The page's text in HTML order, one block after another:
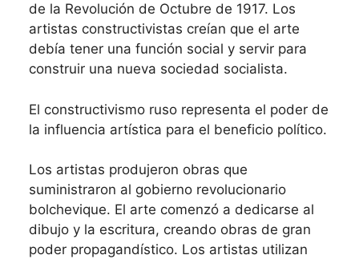
de la Revolución de Octubre de 1917. Los
artistas constructivistas creían que el arte
debía tener una función social y servir para
construir una nueva sociedad socialista.
El constructivismo ruso representa el poder de
la influencia artística para el beneficio político.
Los artistas produjeron obras que
suministraron al gobierno revolucionario
bolchevique. El arte comenzó a dedicarse al
dibujo y la escritura, creando obras de gran
poder propagandístico. Los artistas utilizan